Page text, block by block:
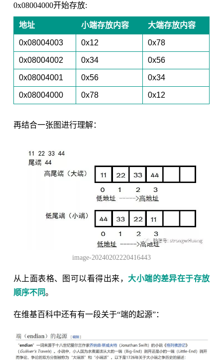
0x08004000开始存放:
地址 小端存放内容 大端存放内容
0x08004003 0x12 0x78
0x08004002 0x34 0x56
0x08004001 0x56 0x34
0x08004000 0x78 0x12
再结合一张图进行理解：
image-20240202220416443
从上面表格、图可以看得出来， 大小端的差异在于存放
顺序不同。
在维基百科中还有有一段关于“端的起源”：